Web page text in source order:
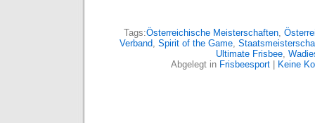
Tags:Österreichische Meisterschaften,
Verband, Spirit of the Game,
Ultimate Frisbee,
Abgelegt in Frisbeesport Keine